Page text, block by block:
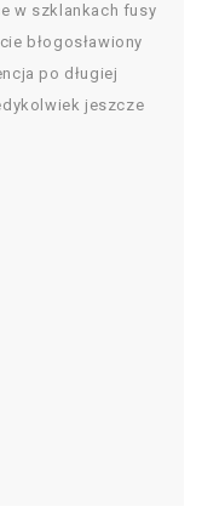
w szklankach fusy
błogosławiony
po długiej
jeszcze